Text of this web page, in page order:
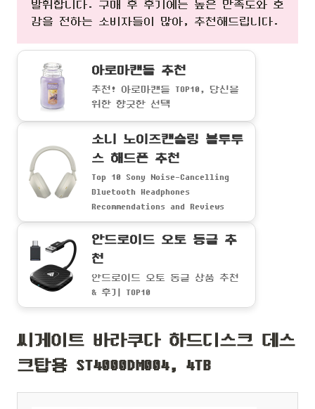
발휘합니다. 구매 후 후기에는 높은 만족도와 호
감을 전하는 소비자들이 많아, 추천해드립니다.
아로마캔들 추천
추천! 아로마캔들 TOP10, 당신을
위한 향긋한 선택
소니 노이즈캔슬링 블루투
스 해드폰 추천
Top 10 Sony Noise-Cancelling
Bluetooth Headphones
Recommendations and Reviews
안드로이드 오토 동글 추
천
안드로이드 오토 동글 상품 추천
& 후기 TOP10
씨게이트 바라쿠다 하드디스크 데스
크탑용 ST4000DM004, 4TB